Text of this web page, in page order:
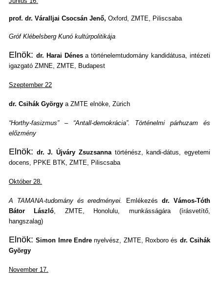
prof. dr. Váralljai Csocsán Jenő, Oxford , ZMTE, Piliscsaba
Gróf Klébelsberg Kunó kultúrpolitikája
Elnök: dr. Harai Dénesa történelemtudomány kandidátusa, intézeti
igazgató ZMNE, ZMTE, Budapest
Szeptember 22
dr. Csihák György a ZMTE elnöke, Zürich
“Horthy-fasizmus” – “Antall-demokrácia”. Történelmi párhuzam és
előzmény
Elnök: dr. J. Újváry Zsuzsannatörténész, kandi-dátus, egyetemi
docens, PPKE BTK, ZMTE, Piliscsaba
Október 28.
A TAMANA-tudomány és eredményei. Emlékezésdr. Vámos-Tóth
Bátor László , ZMTE, Honolulu, munkásságára (írásvetítő,
hangszalag)
Elnök:Simon Imre Endrenyelvész, ZMTE, Roxboro és dr. Csihák
György
November 17.